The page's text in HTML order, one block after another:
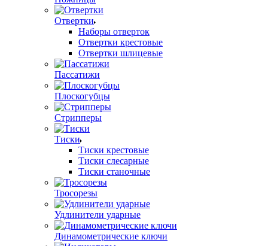
Отвертки
Наборы отверток
Отвертки крестовые
Отвертки шлицевые
Пассатижи
Плоскогубцы
Стрипперы
Тиски
Тиски крестовые
Тиски слесарные
Тиски станочные
Тросорезы
Удлинители ударные
Динамометрические ключи